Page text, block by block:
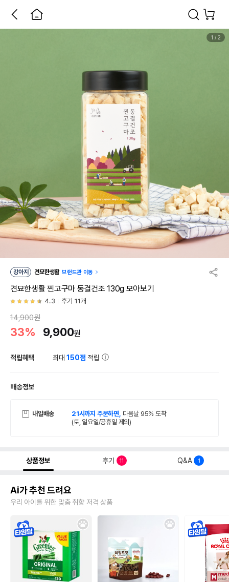
1 / 2
강아지 견묘한생활 브랜드관 이동
견묘한생활 찐고구마 동결건조 130g 모아보기
4.3 후기 11개
14,900원
33% 9,900원
적립혜택 최대150점 적립
배송정보
내일배송 21시까지 주문하면, 다음날 95% 도착
(토, 일요일/공휴일 제외)
상품정보 후기 11 Q&A 1
Ai가 추천 드려요
우리 아이를 위한 맞춤 취향 저격 상품